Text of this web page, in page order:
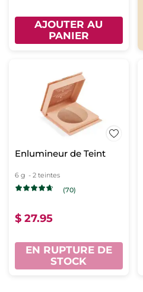
AJOUTER AU
PANIER
Enlumineur de Teint
6 g - 2 teintes
(70)
$ 27.95
EN RUPTURE DE
STOCK